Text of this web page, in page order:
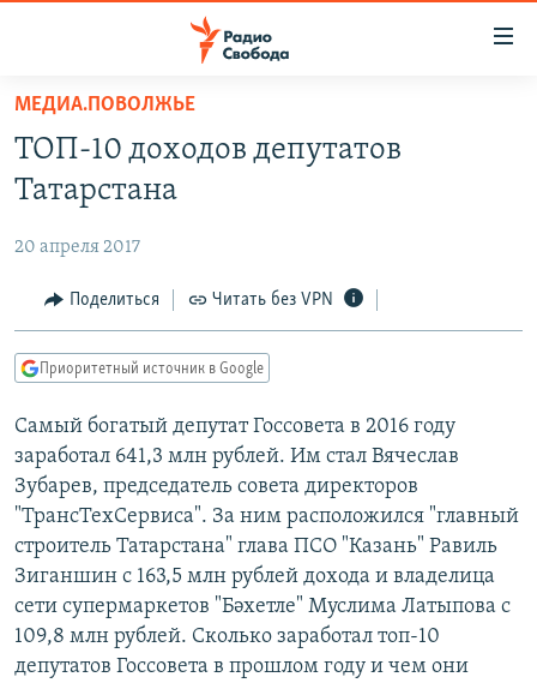
упрощенного
доступа
Вернуться
основному
Вернутся
главной
навигации
Вернутся
поиску
ПОДКАСТЫ
АВТОРСКИЕ ПРОЕКТЫ
ЦИТАТЫ СВОБОДЫ
МНЕНИЯ
IDEL.РЕАЛИИ
КАВКАЗ.РЕАЛИИ
СЕВЕР.РЕАЛИИ
СИБИРЬ.РЕАЛИИ
РАСПИСАНИЕ ВЕЩАНИЯ
ПОДПИШИТЕСЬ НА РАССЫЛКУ
СОЦИАЛЬНЫЕ СЕТИ
МЕДИА.ПОВОЛЖЬЕ
ТОП-10 доходов депутатов
Татарстана
20 апреля 2017
Поделиться Читать без VPN
Приоритетный источник в Google
Самый богатый депутат Госсовета в 2016 году
заработал 641,3 млн рублей. Им стал Вячеслав
Зубарев, председатель совета директоров
"ТрансТехСервиса". За ним расположился "главный
строитель Татарстана" глава ПСО "Казань" Равиль
Зиганшин с 163,5 млн рублей дохода и владелица
сети супермаркетов "Бәхетле" Муслима Латыпова с
109,8 млн рублей. Сколько заработал топ-10
депутатов Госсовета в прошлом году и чем они